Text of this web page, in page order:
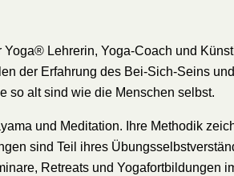
Lehrerin, Yoga-Coach und
der Erfahrung des Bei-Sich-Seins
so alt sind wie die Menschen selbst.
und Meditation. Ihre Methodik
sind Teil ihres
Retreats und Yogafortbildungen